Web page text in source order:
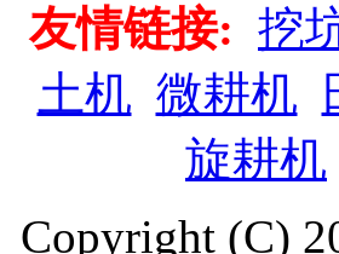
友情链接: 挖
土机 微耕机
旋耕机
Copyright (C)